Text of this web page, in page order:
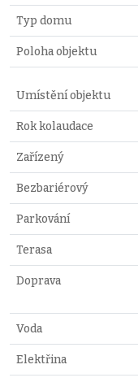
Typ domu
Poloha objektu
Umístění objektu
Rok kolaudace
Zařízený
Bezbariérový
Parkování
Terasa
Doprava
Voda
Elektřina